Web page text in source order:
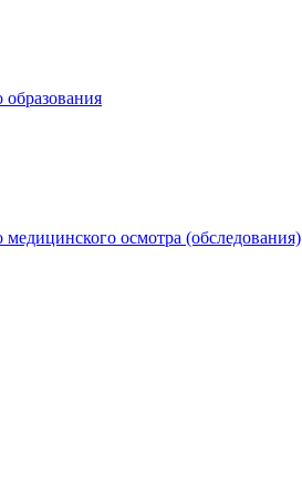
осмотра (обследования)